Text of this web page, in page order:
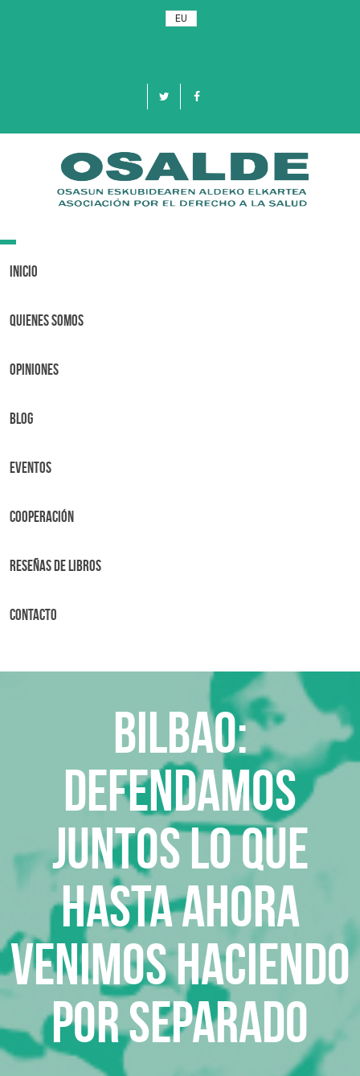
EU
Toggle
Inicio
Quienes Somos
OPINIONES
BLOG
Eventos
Cooperación
Reseñas de libros
Contacto
Bilbao:
Defendamos
juntos lo que
hasta ahora
venimos haciendo
por separado